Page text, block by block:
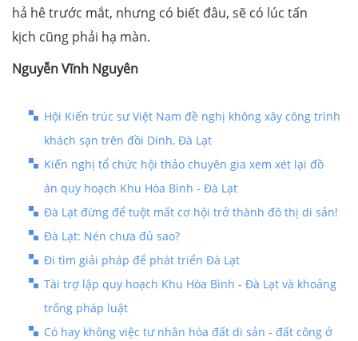
hả hê trước mắt, nhưng có biết đâu, sẽ có lúc tấn
kịch cũng phải hạ màn.
Nguyễn Vĩnh Nguyên
Hội Kiến trúc sư Việt Nam đề nghị không xây công trình
khách sạn trên đồi Dinh, Đà Lạt
Kiến nghị tổ chức hội thảo chuyên gia xem xét lại đồ
án quy hoạch Khu Hòa Bình - Đà Lạt
Đà Lạt đừng để tuột mất cơ hội trở thành đô thị di sản!
Đà Lạt: Nén chưa đủ sao?
Đi tìm giải pháp để phát triển Đà Lạt
Tài trợ lập quy hoạch Khu Hòa Bình - Đà Lạt và khoảng
trống pháp luật
Có hay không việc tư nhân hóa đất di sản - đất công ở